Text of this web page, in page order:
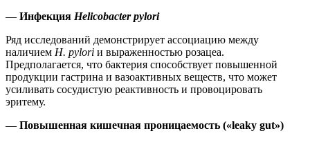
— Инфекция Helicobacter pylori
Ряд исследований демонстрирует ассоциацию между
наличием H. pylori и выраженностью розацеа.
Предполагается, что бактерия способствует повышенной
продукции гастрина и вазоактивных веществ, что может
усиливать сосудистую реактивность и провоцировать
эритему.
— Повышенная кишечная проницаемость («leaky gut»)